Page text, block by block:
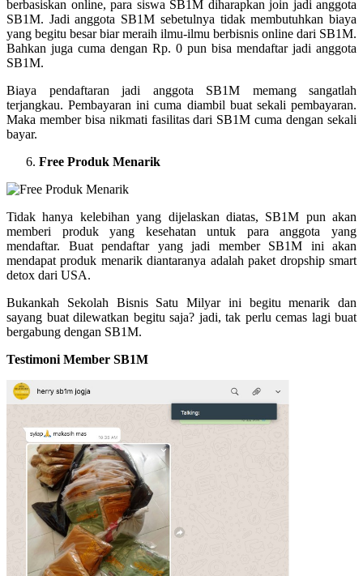
berbasiskan online, para siswa SB1M diharapkan join jadi anggota
SB1M. Jadi anggota SB1M sebetulnya tidak membutuhkan biaya
yang begitu besar biar meraih ilmu-ilmu berbisnis online dari SB1M.
Bahkan juga cuma dengan Rp. 0 pun bisa mendaftar jadi anggota
SB1M.
Biaya pendaftaran jadi anggota SB1M memang sangatlah
terjangkau. Pembayaran ini cuma diambil buat sekali pembayaran.
Maka member bisa nikmati fasilitas dari SB1M cuma dengan sekali
bayar.
Free Produk Menarik
Tidak hanya kelebihan yang dijelaskan diatas, SB1M pun akan
memberi produk yang kesehatan untuk para anggota yang
mendaftar. Buat pendaftar yang jadi member SB1M ini akan
mendapat produk menarik diantaranya adalah paket dropship smart
detox dari USA.
Bukankah Sekolah Bisnis Satu Milyar ini begitu menarik dan
sayang buat dilewatkan begitu saja? jadi, tak perlu cemas lagi buat
bergabung dengan SB1M.
Testimoni Member SB1M